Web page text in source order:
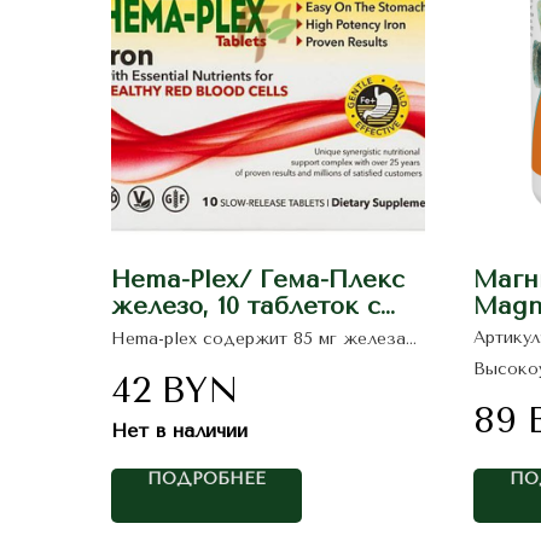
Hema-Plex/ Гема-Плекс
железо, 10 таблеток с
медленным
NaturesPlus
Hema-plex содержит 85 мг железа
собой комплекс железа в
легкоусваиваемой форме, с
и коферментов для поддержания
оптимальной абсорбции.
42 BYN
Нет в наличии
ПОДРОБНЕЕ
Артикул:
89